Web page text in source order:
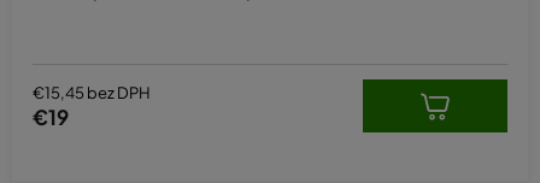
€15,45 bez DPH
€19